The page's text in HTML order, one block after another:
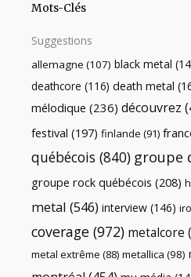
Mots-Clés
Suggestions
allemagne (107) black metal
deathcore (116) death metal
mélodique (236) découvrez
festival (197) finlande (91)
québécois (840) groupe
groupe rock québécois (208)
metal (546) interview (146)
coverage (972) metalcore
metal extrême (88) metallica (98)